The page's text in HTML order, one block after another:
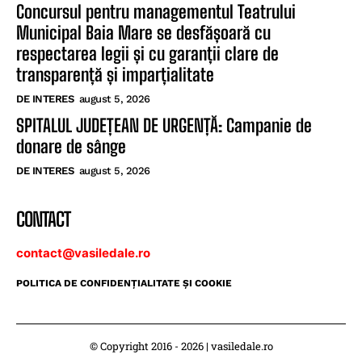
Concursul pentru managementul Teatrului
Municipal Baia Mare se desfășoară cu
respectarea legii și cu garanții clare de
transparență și imparțialitate
DE INTERES august 5, 2026
SPITALUL JUDEȚEAN DE URGENȚĂ: Campanie de
donare de sânge
DE INTERES august 5, 2026
CONTACT
contact@vasiledale.ro
POLITICA DE CONFIDENŢIALITATE ŞI COOKIE
© Copyright 2016 - 2026 | vasiledale.ro